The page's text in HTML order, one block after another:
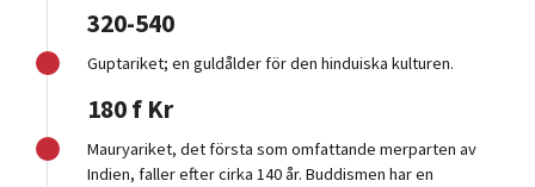
320-540
Guptariket; en guldålder förden hinduiska kulturen.
180 f Kr
Mauryariket, det första som omfattande merparten av
Indien, faller efter cirka 140 år.Buddismen har en